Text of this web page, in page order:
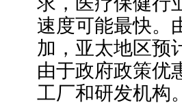
速度可能最快。
加，亚太地区预
由于政府政策优
工厂和研发机构。